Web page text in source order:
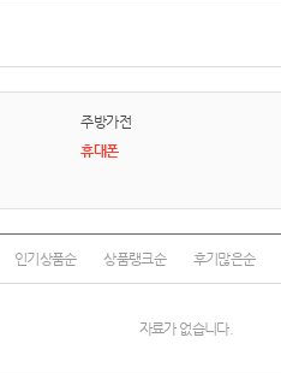
주방가전
휴대폰
인기상품순 상품랭크순 후기많은순
자료가 없습니다.